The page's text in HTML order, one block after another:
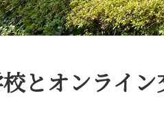
とオンライン